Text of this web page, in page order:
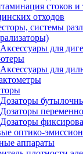
стоков и
отходов
системы
Аксессуары для
Аксессуары для
Дозаторы
Дозаторы
Дозаторы
оптико-
аппараты